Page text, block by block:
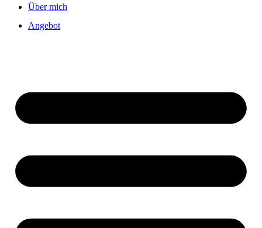
Über mich
Angebot